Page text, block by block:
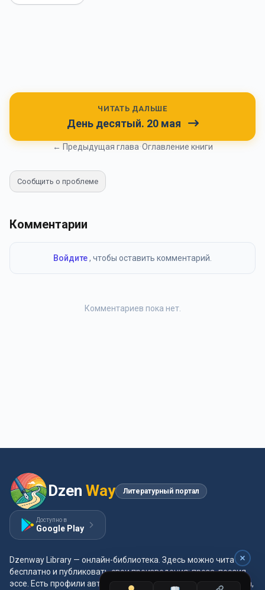
ЧИТАТЬ ДАЛЬШЕ
День десятый. 20 мая
← Предыдущая глава Оглавление книги
Сообщить о проблеме
Комментарии
Войдите, чтобы оставить комментарий.
Комментариев пока нет.
Dzen Way Литературный портал
Доступно в
Google Play
Dzenway Library — онлайн-библиотека. Здесь можно читать
бесплатно и публиковать свои произведения: проза, поэзия,
эссе. Есть профили авторов, жанры и метки, удобная читалка,